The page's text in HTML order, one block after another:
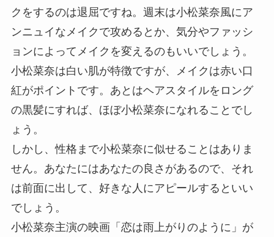
クをするのは退屈ですね。週末は小松菜奈風にア
ンニュイなメイクで攻めるとか、気分やファッシ
ョンによってメイクを変えるのもいいでしょう。
小松菜奈は白い肌が特徴ですが、メイクは赤い口
紅がポイントです。あとはヘアスタイルをロング
の黒髪にすれば、ほぼ小松菜奈になれることでし
ょう。
しかし、性格まで小松菜奈に似せることはありま
せん。あなたにはあなたの良さがあるので、それ
は前面に出して、好きな人にアピールするといい
でしょう。
小松菜奈主演の映画「恋は雨上がりのように」が